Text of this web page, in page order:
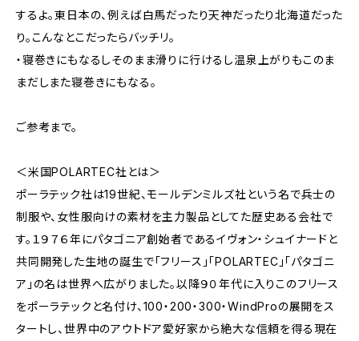
するよ。東日本の、例えば白馬だったり天神だったり北海道だった
り。こんなとこだったらバッチリ。
・寝巻きにもなるしそのまま滑りに行けるし温泉上がりもこのま
まだしまた寝巻きにもなる。
ご参考まで。
＜米国POLARTEC社とは＞
ポーラテック社は19世紀、モールデンミルズ社という名で兵士の
制服や、女性服向けの素材を主力製品としてた歴史ある会社で
す。１９７６年にパタゴニア創始者であるイヴォン・シュイナードと
共同開発した生地の誕生で「フリース」「POLARTEC」「パタゴニ
ア」の名は世界へ広がりました。以降９０年代に入りこのフリース
をポーラテックと名付け、100・200・300・WindProの展開をス
タートし、世界中のアウトドア愛好家から絶大な信頼を得る現在